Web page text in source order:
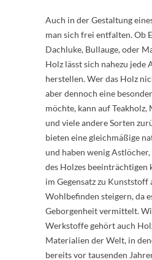
Auch in der Gestaltung
man sich frei entfalten. Ob
Dachluke, Bullauge, oder
Holz lässt sich nahezu jede
herstellen. Wer das Holz
aber dennoch eine
möchte, kann auf Teakholz,
und viele andere Sorten
bieten eine gleichmäßige
und haben wenig
des Holzes beeinträchtigen
im Gegensatz zu Kunststoff
Wohlbefinden steigern, da
Geborgenheit vermittelt.
Werkstoffe gehört auch
Materialien der Welt, in
bereits vor tausenden